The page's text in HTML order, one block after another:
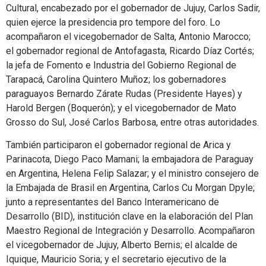
Cultural, encabezado por el gobernador de Jujuy, Carlos Sadir,
quien ejerce la presidencia pro tempore del foro. Lo
acompañaron el vicegobernador de Salta, Antonio Marocco;
el gobernador regional de Antofagasta, Ricardo Díaz Cortés;
la jefa de Fomento e Industria del Gobierno Regional de
Tarapacá, Carolina Quintero Muñoz; los gobernadores
paraguayos Bernardo Zárate Rudas (Presidente Hayes) y
Harold Bergen (Boquerón); y el vicegobernador de Mato
Grosso do Sul, José Carlos Barbosa, entre otras autoridades.
También participaron el gobernador regional de Arica y
Parinacota, Diego Paco Mamani; la embajadora de Paraguay
en Argentina, Helena Felip Salazar; y el ministro consejero de
la Embajada de Brasil en Argentina, Carlos Cu Morgan Dpyle;
junto a representantes del Banco Interamericano de
Desarrollo (BID), institución clave en la elaboración del Plan
Maestro Regional de Integración y Desarrollo. Acompañaron
el vicegobernador de Jujuy, Alberto Bernis; el alcalde de
Iquique, Mauricio Soria; y el secretario ejecutivo de la